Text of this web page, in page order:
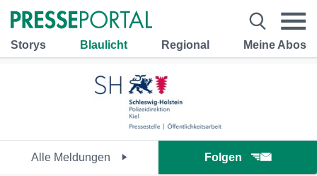
Storys Blaulicht Regional Meine Abos
Alle Meldungen Folgen